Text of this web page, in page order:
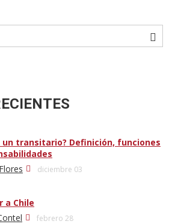
un transitario? Definición, funciones
diciembre 03
a Chile
febrero 28